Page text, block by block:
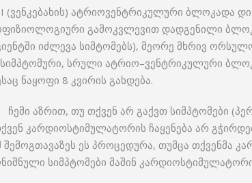
(ვენკებახის) ატრიოვენტრიკულური ბლოკადა
გამოკვლევით დადგენილი
იძლევა სიმტომებს), მეორე მხრივ
სრული ატრიო–ვენტრიკულური
ნაყოფი 8 კვირის გახდება.
ჩემი აზრით, თუ თქვენ არ გაქვთ სიმპტომები
კარდიოსტიმულატორის ჩაყენება არ
ეს პროცედურა, თუმცა თქვენმა
სიმპტომები მაშინ